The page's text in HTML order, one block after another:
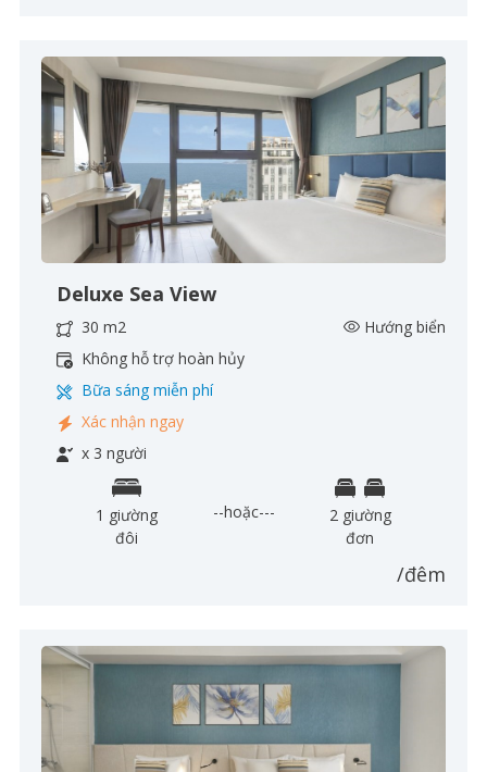
Deluxe Sea View
30 m2
Hướng biển
Không hỗ trợ hoàn hủy
Bữa sáng miễn phí
Xác nhận ngay
x 3 người
1 giường
đôi
--hoặc---
2 giường
đơn
/đêm